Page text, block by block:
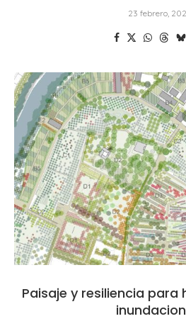
23 febrero,
Paisaje y resiliencia para